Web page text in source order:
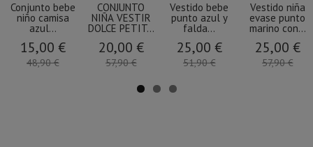
Conjunto bebe
niño camisa
azul...
15,00 €
48,90 €
CONJUNTO
NIÑA VESTIR
DOLCE PETIT...
20,00 €
57,90 €
Vestido bebe
punto azul y
falda...
25,00 €
51,90 €
Vestido niña
evase punto
marino con...
25,00 €
57,90 €